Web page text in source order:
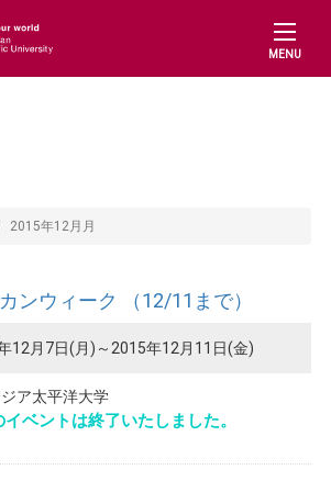
MENU
2015年12月月
ンウィーク （12/11まで）
12月7日(月)～2015年12月11日(金)
ア太平洋大学
ベントは終了いたしました。